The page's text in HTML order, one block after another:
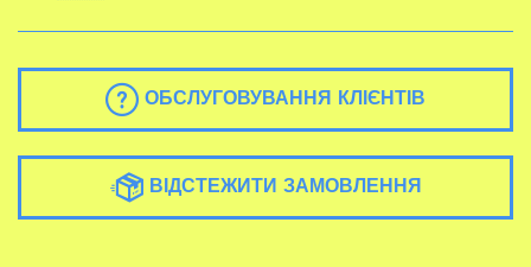
ОБСЛУГОВУВАННЯ КЛІЄНТІВ
ВІДСТЕЖИТИ ЗАМОВЛЕННЯ